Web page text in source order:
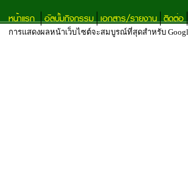
หน้าแรก อัลบั้มกิจกรรม เอกสาร/รายงาน ติดต่อ
การแสดงผลหน้าเว็บไซต์จะสมบูรณ์ที่สุดสำหรับ